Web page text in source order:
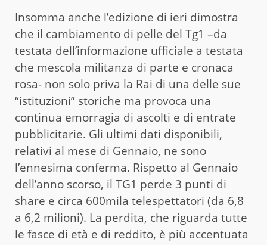
Insomma anche l’edizione di ieri dimostra
che il cambiamento di pelle del Tg1 –da
testata dell’informazione ufficiale a testata
che mescola militanza di parte e cronaca
rosa- non solo priva la Rai di una delle sue
“istituzioni” storiche ma provoca una
continua emorragia di ascolti e di entrate
pubblicitarie. Gli ultimi dati disponibili,
relativi al mese di Gennaio, ne sono
l’ennesima conferma. Rispetto al Gennaio
dell’anno scorso, il TG1 perde 3 punti di
share e circa 600mila telespettatori (da 6,8
a 6,2 milioni). La perdita, che riguarda tutte
le fasce di età e di reddito, è più accentuata